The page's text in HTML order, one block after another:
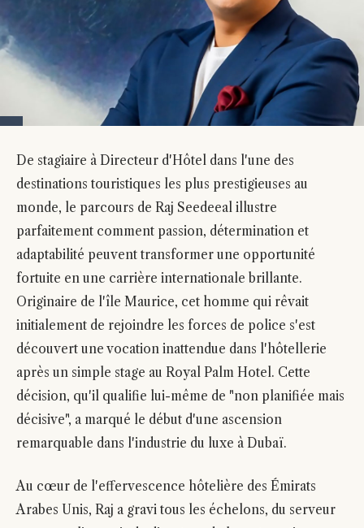
De stagiaire à Directeur d'Hôtel dans l'une des
destinations touristiques les plus prestigieuses au
monde, le parcours de Raj Seedeeal illustre
parfaitement comment passion, détermination et
adaptabilité peuvent transformer une opportunité
fortuite en une carrière internationale brillante.
Originaire de l'île Maurice, cet homme qui rêvait
initialement de rejoindre les forces de police s'est
découvert une vocation inattendue dans l'hôtellerie
après un simple stage au Royal Palm Hotel. Cette
décision, qu'il qualifie lui-même de "non planifiée mais
décisive", a marqué le début d'une ascension
remarquable dans l'industrie du luxe à Dubaï.
Au cœur de l'effervescence hôtelière des Émirats
Arabes Unis, Raj a gravi tous les échelons, du serveur